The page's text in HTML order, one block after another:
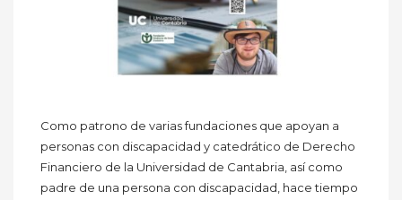
Como patrono de varias fundaciones que apoyan a
personas con discapacidad y catedrático de Derecho
Financiero de la Universidad de Cantabria, así como
padre de una persona con discapacidad, hace tiempo